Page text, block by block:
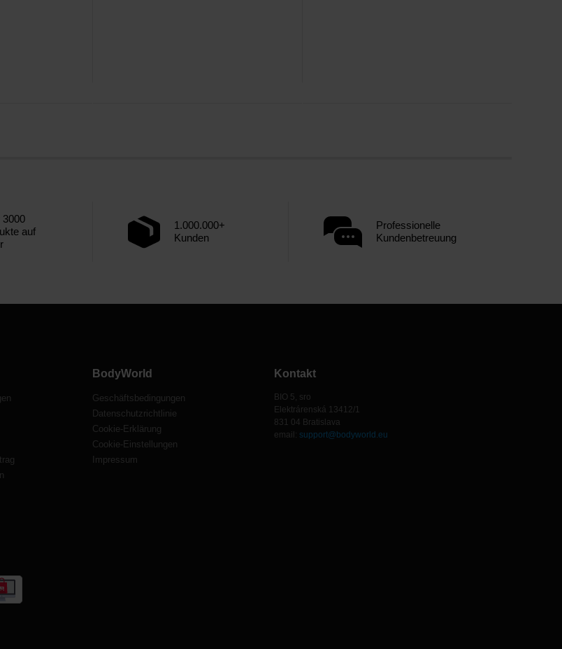
3000
auf
1.000.000+
Kunden
Professionelle
Kundenbetreuung
BodyWorld
Geschäftsbedingungen
Datenschutzrichtlinie
Cookie-Erklärung
Cookie-Einstellungen
Impressum
Kontakt
BIO 5, sro
Elektrárenská 13412/1
831 04 Bratislava
email: support@bodyworld.eu